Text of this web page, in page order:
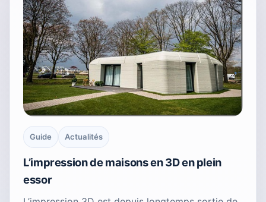
Guide Actualités
L’impression de maisons en 3D en plein
essor